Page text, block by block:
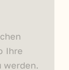
Ihre
werden.